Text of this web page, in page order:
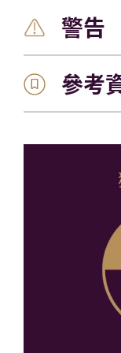
修復皮膚細胞。
痕。 不要放棄晚
美德瑪® 晚間修
潤肌膚和
白，減少
品牌（
為獲得最佳效果
次，在新疤痕上
個月。在將我們
痂已經自然脫落
舊的疤痕，您可
說，Mederma®
用約 14 天后開
警告
僅限於外
塗抹。
請將本品
參考
Aesthet
(2) – IQVIA